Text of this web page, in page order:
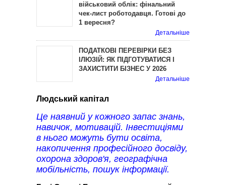
військовий облік: фінальний
чек-лист роботодавця. Готові до
1 вересня?
Детальніше
ПОДАТКОВІ ПЕРЕВІРКИ БЕЗ
ІЛЮЗІЙ: ЯК ПІДГОТУВАТИСЯ І
ЗАХИСТИТИ БІЗНЕС У 2026
Детальніше
Людський капітал
Це наявний у кожного запас знань,
навичок, мотивацій. Інвестиціями
в нього можуть бути освіта,
накопичення професійного досвіду,
охорона здоров'я, географічна
мобільність, пошук інформації.